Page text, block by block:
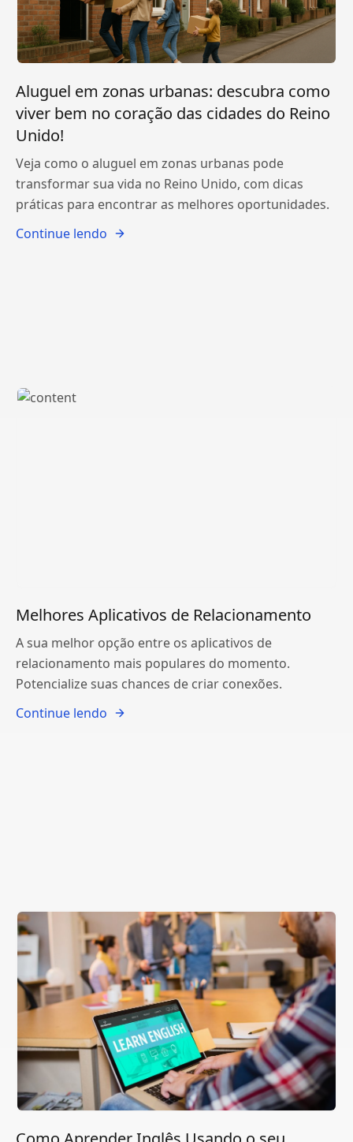
Aluguel em zonas urbanas: descubra como
viver bem no coração das cidades do Reino
Unido!
Veja como o aluguel em zonas urbanas pode
transformar sua vida no Reino Unido, com dicas
práticas para encontrar as melhores oportunidades.
Continue lendo
Melhores Aplicativos de Relacionamento
A sua melhor opção entre os aplicativos de
relacionamento mais populares do momento.
Potencialize suas chances de criar conexões.
Continue lendo